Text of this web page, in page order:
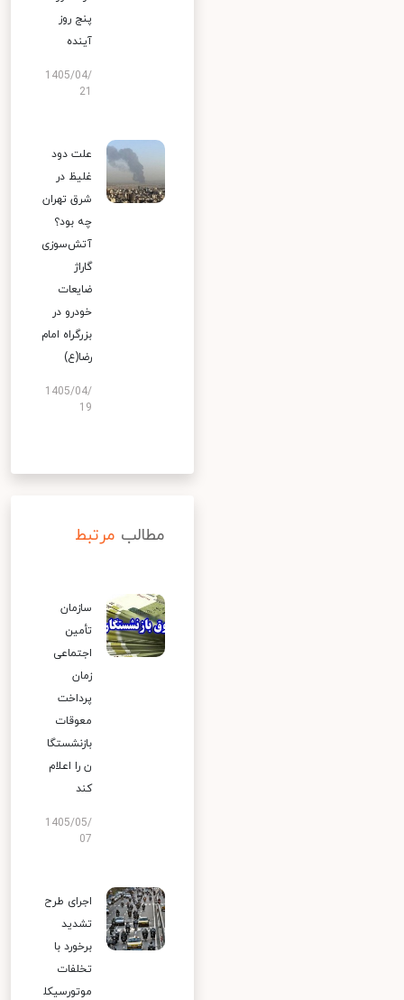
پنج روز
آینده
1405/04/
علت دود
غلیظ در
شرق تهران
چه بود؟
آتش‌سوزی
گاراژ
ضایعات
خودرو در
بزرگراه امام
رضا(ع)
1405/04/
19
مطالب مرتبط
سازمان
تأمین
اجتماعی
زمان
پرداخت
معوقات
بازنشستگا
ن را اعلام
کند
1405/05/
07
اجرای طرح
تشدید
برخورد با
تخلفات
موتورسیکل